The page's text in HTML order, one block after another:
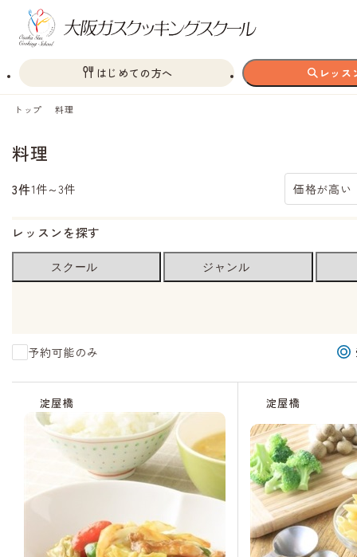
はじめての方へ レッス
トップ 料理
料理
3件1件～3件 価格が高い
レッスンを探す
スクール ジャンル
予約可能のみ
淀屋橋 淀屋橋